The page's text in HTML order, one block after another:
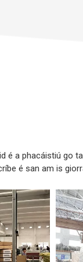
é a phacáistiú go
é san am is